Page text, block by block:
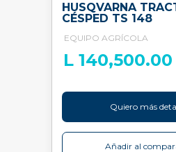
HUSQVARNA
CÉSPED TS 148
EQUIPO AGRÍCOLA
L 140,500.00
Quiero más
Añadir al